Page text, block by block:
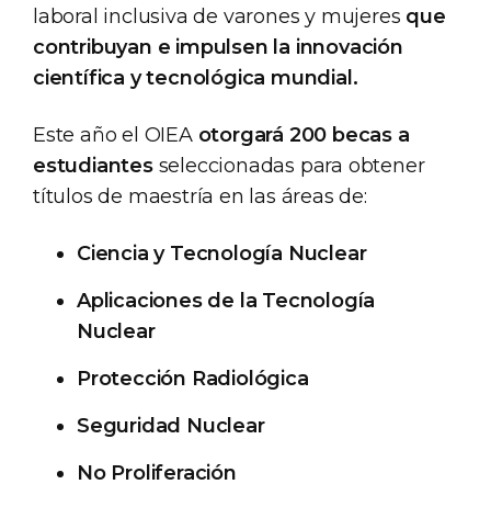
laboral inclusiva de varones y mujeres que
contribuyan e impulsen la innovación
científica y tecnológica mundial.
Este año el OIEA otorgará 200 becas a
estudiantesseleccionadas para obtener
títulos de maestría en las áreas de:
Ciencia y Tecnología Nuclear
Aplicaciones de la Tecnología
Nuclear
Protección Radiológica
Seguridad Nuclear
No Proliferación